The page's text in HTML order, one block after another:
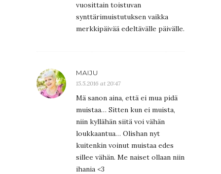
vuosittain toistuvan
synttärimuistutuksen vaikka
merkkipäivää edeltävälle päivälle.
MAIJU
15.5.2016 at 20:47
Mä sanon aina, että ei mua pidä
muistaa… Sitten kun ei muista,
niin kyllähän siitä voi vähän
loukkaantua… Olishan nyt
kuitenkin voinut muistaa edes
sillee vähän. Me naiset ollaan niin
ihania <3